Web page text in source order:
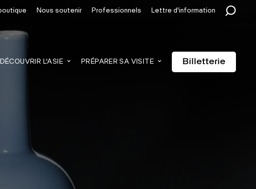
DÉCOUVRIR L'ASIE PRÉPARER SA VISITE Billetterie
Nous soutenir Professionnels Lettre d'information